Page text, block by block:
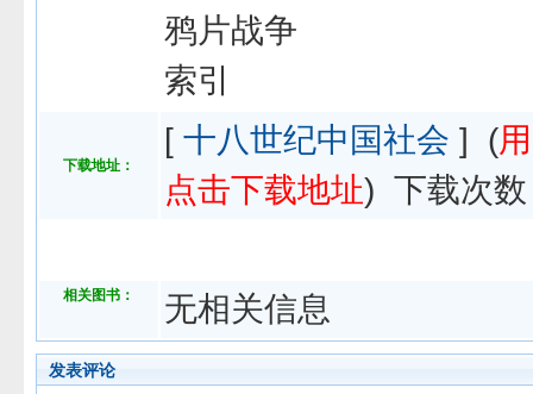
鸦片战争
索引
下载地址：
[ 十八世纪中国社会 ] (
点击下载地址) 下载次数
相关图书： 无相关信息
发表评论